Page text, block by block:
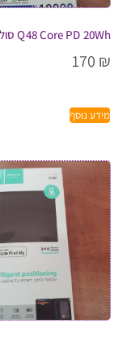
Q48 Core PD 20Wh סוללת
170 ₪
מידע נוסף